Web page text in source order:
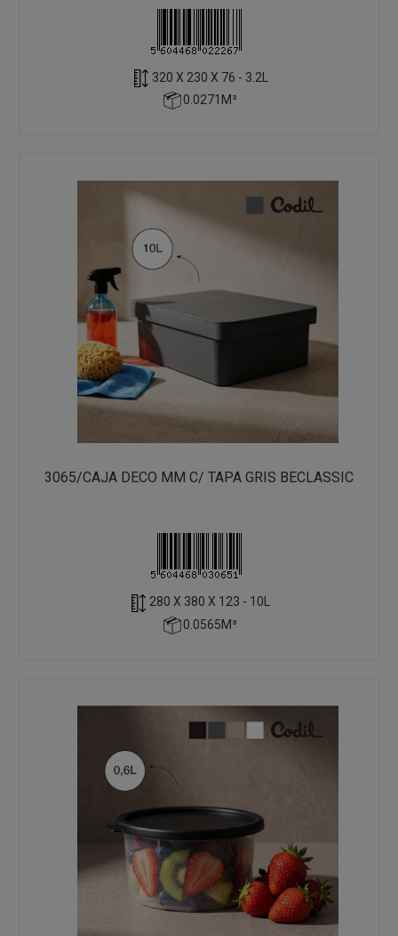
320 X 230 X 76 - 3.2L
0.0271M³
3065/CAJA DECO MM C/ TAPA GRIS BECLASSIC
280 X 380 X 123 - 10L
0.0565M³